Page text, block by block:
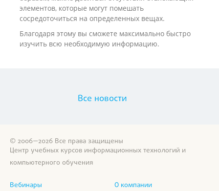
элементов, которые могут помешать
сосредоточиться на определенных вещах.
Благодаря этому вы сможете максимально быстро
изучить всю необходимую информацию.
Все новости
© 2006—2026 Все права защищены
Центр учебных курсов информационных технологий и
компьютерного обучения
Вебинары
О компании